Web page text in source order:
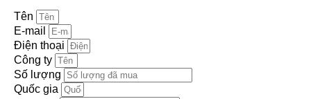
Tên
E-mail
Điện thoại
Công ty
Số lượng
Quốc gia